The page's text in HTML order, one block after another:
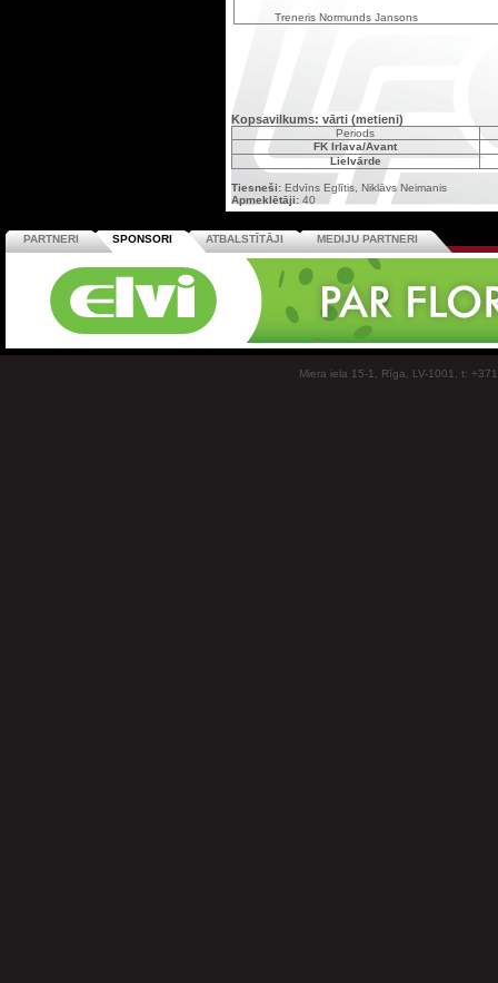
Treneris Normunds Jansons
Kopsavilkums: vārti (metieni)
Periods
FK Irlava/Avant
Lielvārde
Tiesneši: Edvīns Eglītis, Niklāvs Neimanis
Apmeklētāji: 40
PARTNERI SPONSORI ATBALSTĪTĀJI MEDIJU PARTNERI
Miera iela 15-1, Rīga, LV-1001, t: